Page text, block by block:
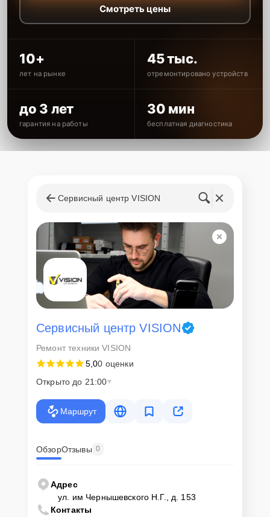
Смотреть цены
10+
лет на рынке
45 тыс.
отремонтировано устройств
до 3 лет
гарантия на работы
30 мин
бесплатная диагностика
Сервисный центр VISION
Сервисный центр VISION
Ремонт техники VISION
5,00 оценки
Открыто до 21:00
Маршрут
ОбзорОтзывы 0
Адрес
ул. им Чернышевского Н.Г., д. 153
Контакты